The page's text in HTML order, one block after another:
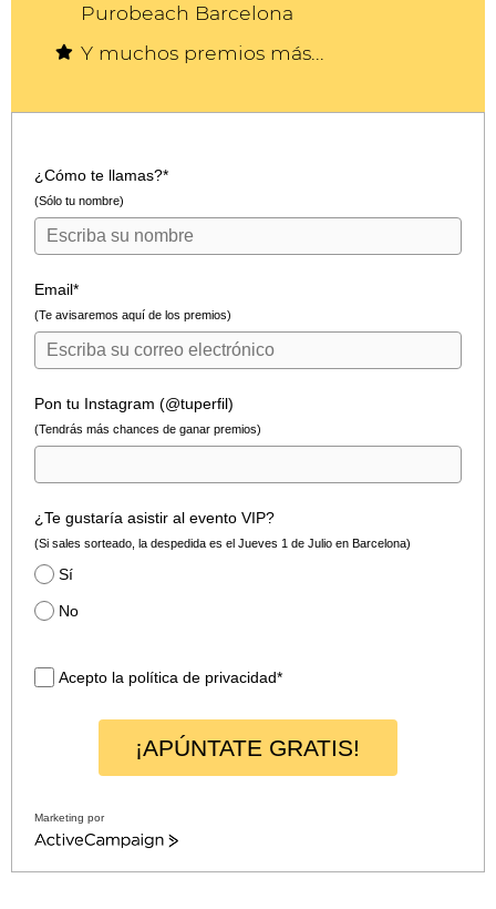
Purobeach Barcelona
Y muchos premios más...
¿Cómo te llamas?*
(Sólo tu nombre)
Email*
(Te avisaremos aquí de los premios)
Pon tu Instagram (@tuperfil)
(Tendrás más chances de ganar premios)
¿Te gustaría asistir al evento VIP?
(Si sales sorteado, la despedida es el Jueves 1 de Julio en Barcelona)
Sí
No
Acepto la política de privacidad*
¡APÚNTATE GRATIS!
Marketing por
A
t